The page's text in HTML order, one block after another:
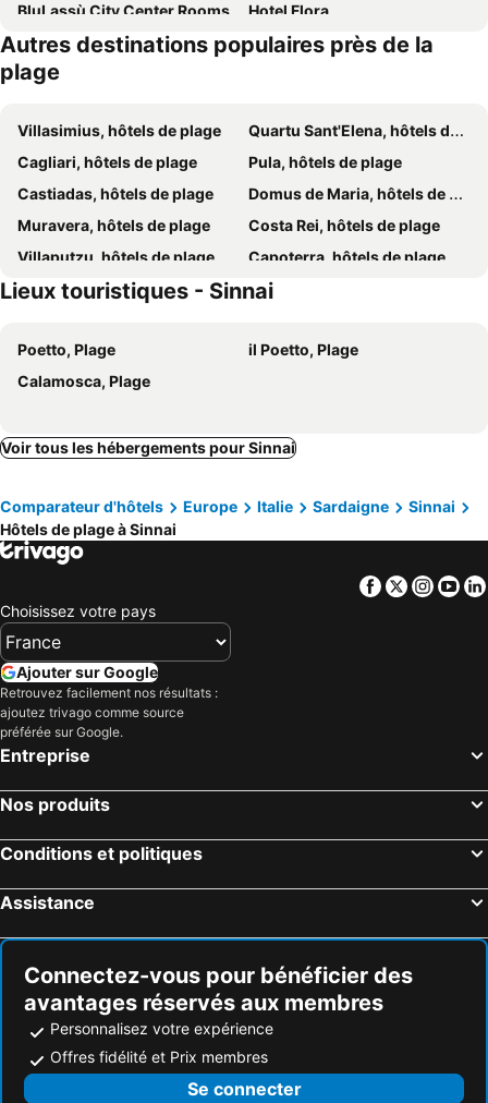
BluLassù City Center Rooms
Hotel Flora
Hotel Nautilus
Palazzo Tirso Cagliari Mgallery
Hotel Chentu Lunas
Autres destinations populaires près de la
plage
Villasimius, hôtels de plage
Quartu Sant'Elena, hôtels de plage
Cagliari, hôtels de plage
Pula, hôtels de plage
Castiadas, hôtels de plage
Domus de Maria, hôtels de plage
Muravera, hôtels de plage
Costa Rei, hôtels de plage
Villaputzu, hôtels de plage
Capoterra, hôtels de plage
Torre delle Stelle, hôtels de plage
Quartucciu, hôtels de plage
Lieux touristiques - Sinnai
Poetto, Plage
il Poetto, Plage
Calamosca, Plage
Voir tous les hébergements pour Sinnai
Comparateur d'hôtels Europe Italie Sardaigne
Sinnai
Hôtels de plage à Sinnai
Facebook
Twitter
Choisissez votre pays
Ajouter sur Google
Retrouvez facilement nos résultats :
ajoutez trivago comme source
préférée sur Google.
Entreprise
Nos produits
Conditions et politiques
Assistance
Connectez-vous pour bénéficier des
avantages réservés aux membres
Personnalisez votre expérience
Offres fidélité et Prix membres
Se connecter